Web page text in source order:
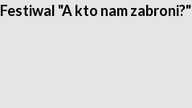
Festiwal "A kto nam zabroni?"